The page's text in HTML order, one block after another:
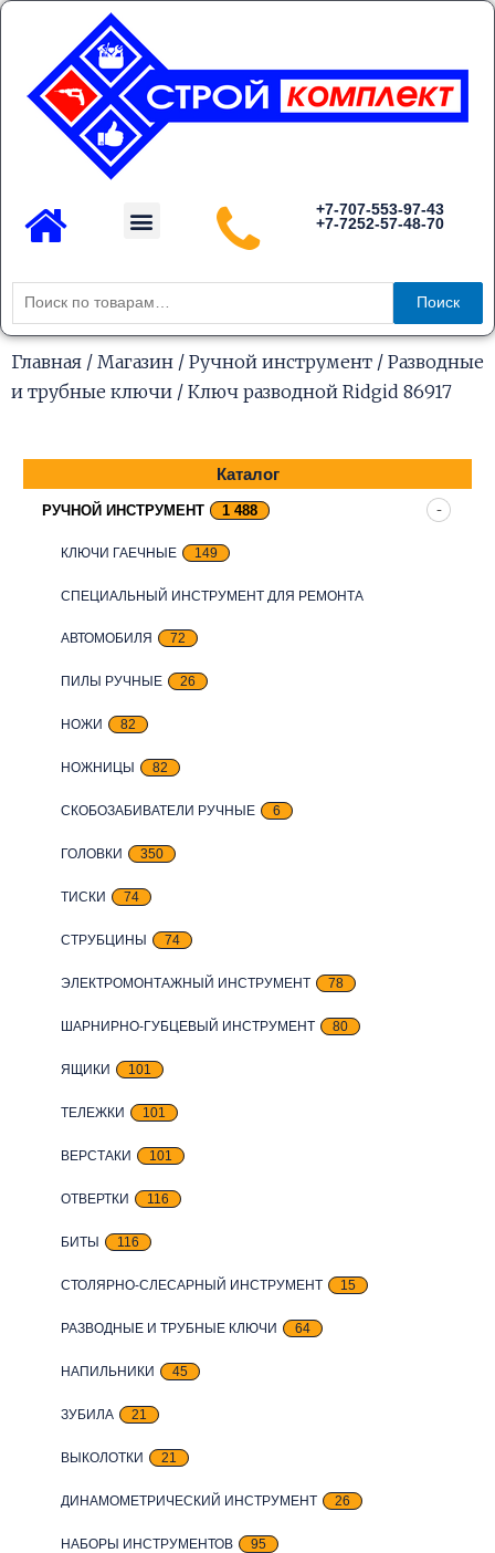
Перейти
содержимому
Menu
+7-707-553-97-43
+7-7252-57-48-70
Искать:
Поиск
Главная / Магазин / Ручной инструмент / Разводные
и трубные ключи / Ключ разводной Ridgid 86917
Каталог
РУЧНОЙ ИНСТРУМЕНТ 1 488
КЛЮЧИ ГАЕЧНЫЕ 149
СПЕЦИАЛЬНЫЙ ИНСТРУМЕНТ ДЛЯ РЕМОНТА
АВТОМОБИЛЯ 72
ПИЛЫ РУЧНЫЕ 26
НОЖИ 82
НОЖНИЦЫ 82
СКОБОЗАБИВАТЕЛИ РУЧНЫЕ 6
ГОЛОВКИ 350
ТИСКИ 74
СТРУБЦИНЫ 74
ЭЛЕКТРОМОНТАЖНЫЙ ИНСТРУМЕНТ 78
ШАРНИРНО-ГУБЦЕВЫЙ ИНСТРУМЕНТ 80
ЯЩИКИ 101
ТЕЛЕЖКИ 101
ВЕРСТАКИ 101
ОТВЕРТКИ 116
БИТЫ 116
СТОЛЯРНО-СЛЕСАРНЫЙ ИНСТРУМЕНТ 15
РАЗВОДНЫЕ И ТРУБНЫЕ КЛЮЧИ 64
НАПИЛЬНИКИ 45
ЗУБИЛА 21
ВЫКОЛОТКИ 21
ДИНАМОМЕТРИЧЕСКИЙ ИНСТРУМЕНТ 26
НАБОРЫ ИНСТРУМЕНТОВ 95